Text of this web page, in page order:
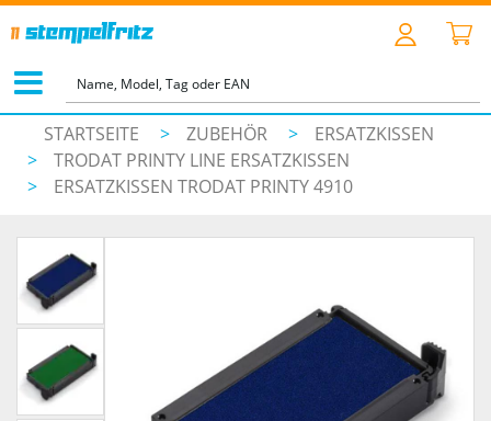
STARTSEITE > ZUBEHÖR >
ERSATZKISSEN
>
TRODAT PRINTY LINE ERSATZKISSEN
>
ERSATZKISSEN TRODAT PRINTY 4910